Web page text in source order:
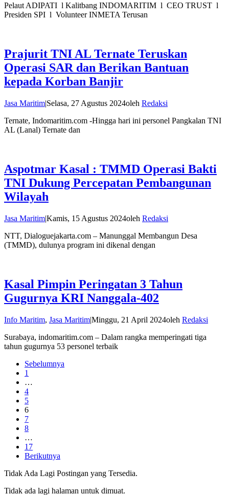
Pelaut ADIPATI l Kalitbang INDOMARITIM l CEO TRUST l
Presiden SPI l Volunteer INMETA Terusan
Prajurit TNI AL Ternate Teruskan
Operasi SAR dan Berikan Bantuan
kepada Korban Banjir
Jasa Maritim|Selasa, 27 Agustus 2024oleh Redaksi
Ternate, Indomaritim.com -Hingga hari ini personel Pangkalan TNI
AL (Lanal) Ternate dan
Aspotmar Kasal : TMMD Operasi Bakti
TNI Dukung Percepatan Pembangunan
Wilayah
Jasa Maritim|Kamis, 15 Agustus 2024oleh Redaksi
NTT, Dialoguejakarta.com – Manunggal Membangun Desa
(TMMD), dulunya program ini dikenal dengan
Kasal Pimpin Peringatan 3 Tahun
Gugurnya KRI Nanggala-402
Info Maritim, Jasa Maritim|Minggu, 21 April 2024oleh Redaksi
Surabaya, indomaritim.com – Dalam rangka memperingati tiga
tahun gugurnya 53 personel terbaik
Sebelumnya
1
…
4
5
6
7
8
…
17
Berikutnya
Tidak Ada Lagi Postingan yang Tersedia.
Tidak ada lagi halaman untuk dimuat.